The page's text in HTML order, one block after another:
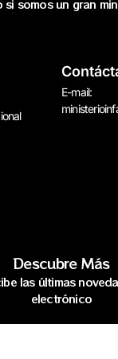
somos un gran
E-mail:
Descubre Más
las últimas
electrónico